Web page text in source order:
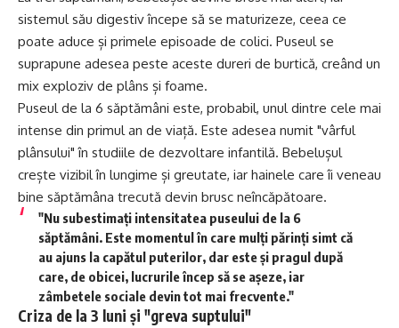
sistemul său digestiv începe să se maturizeze, ceea ce
poate aduce și primele episoade de colici. Puseul se
suprapune adesea peste aceste dureri de burtică, creând un
mix exploziv de plâns și foame.
Puseul de la 6 săptămâni este, probabil, unul dintre cele mai
intense din primul an de viață. Este adesea numit "vârful
plânsului" în studiile de dezvoltare infantilă. Bebelușul
crește vizibil în lungime și greutate, iar hainele care îi veneau
bine săptămâna trecută devin brusc neîncăpătoare.
"Nu subestimați intensitatea puseului de la 6
săptămâni. Este momentul în care mulți părinți simt că
au ajuns la capătul puterilor, dar este și pragul după
care, de obicei, lucrurile încep să se așeze, iar
zâmbetele sociale devin tot mai frecvente."
Criza de la 3 luni și "greva suptului"